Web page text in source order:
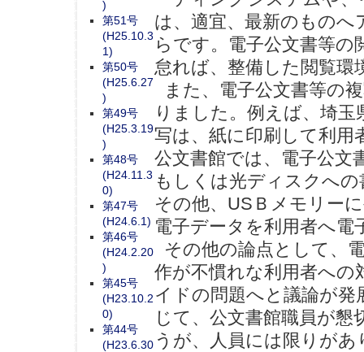
は、適宜、最新のもの
らです。電子公文書等
怠れば、整備した閲覧
また、電子公文書等の
りました。例えば、埼玉
写は、紙に印刷して利用
公文書館では、電子公文
もしくは光ディスクへ
その他、USＢメモリー
電子データを利用者へ
その他の論点として、
作が不慣れな利用者へ
イドの問題へと議論が
じて、公文書館職員が
うが、人員には限りがあ
)
第51号
(H25.10.3
1)
第50号
(H25.6.27
)
第49号
(H25.3.19
)
第48号
(H24.11.3
0)
第47号
(H24.6.1)
第46号
(H24.2.20
)
第45号
(H23.10.2
0)
第44号
(H23.6.30